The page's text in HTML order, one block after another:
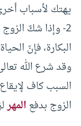
يهتك لأسباب
2- وإذا شكّ
البكارة، فإنّ
وقد شرع الله
السبب كاف
الزوج بدفعالمهر